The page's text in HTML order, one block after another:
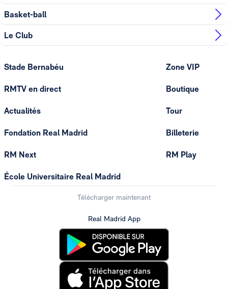
Basket-ball
Le Club
Stade Bernabéu
RMTV en direct
Actualités
Fondation Real Madrid
RM Next
École Universitaire Real Madrid
Zone VIP
Boutique
Tour
Billeterie
RM Play
Télécharger maintenant
Real Madrid App